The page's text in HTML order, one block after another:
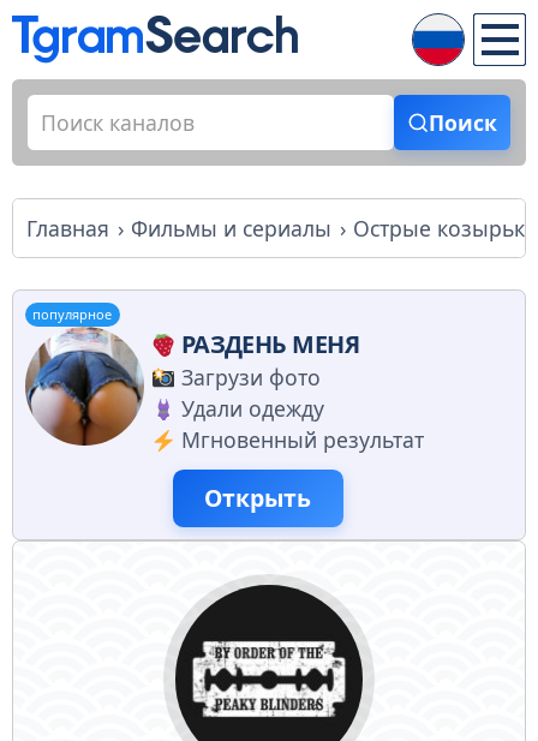
Поиск
Главная Фильмы и сериалы Острые
популярное
РАЗДЕНЬ МЕНЯ
Загрузи фото
Удали одежду
Мгновенный результат
Открыть